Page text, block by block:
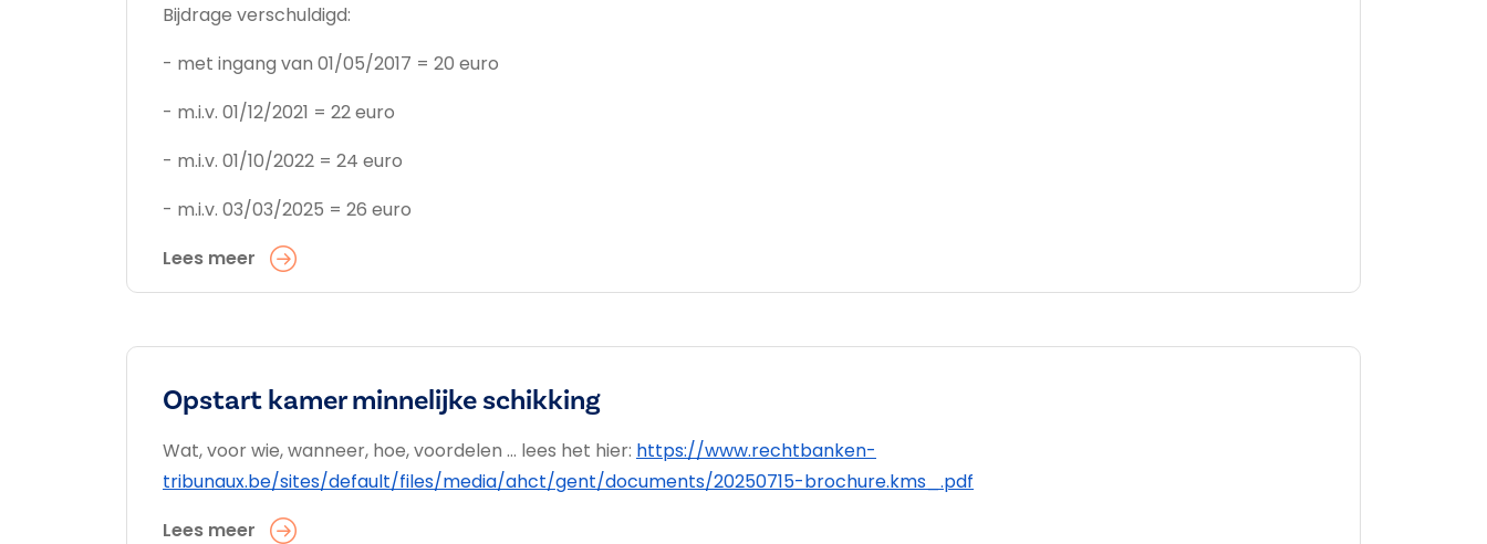
Bijdrage verschuldigd:
- met ingang van 01/05/2017 = 20 euro
- m.i.v. 01/12/2021 = 22 euro
- m.i.v. 01/10/2022 = 24 euro
- m.i.v. 03/03/2025 = 26 euro
Lees meer
Opstart kamer minnelijke schikking
Wat, voor wie, wanneer, hoe, voordelen ... lees het hier: https://www.rechtbanken-
tribunaux.be/sites/default/files/media/ahct/gent/documents/20250715-brochure.kms_.pdf
Lees meer